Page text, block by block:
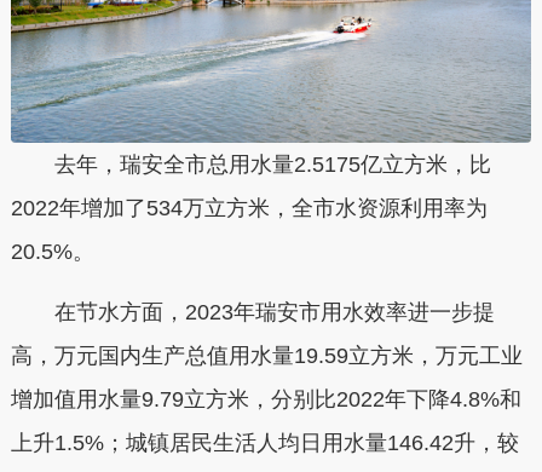
去年，瑞安全市总用水量2.5175亿立方米，比
2022年增加了534万立方米，全市水资源利用率为
20.5%。
在节水方面，2023年瑞安市用水效率进一步提
高，万元国内生产总值用水量19.59立方米，万元工业
增加值用水量9.79立方米，分别比2022年下降4.8%和
上升1.5%；城镇居民生活人均日用水量146.42升，较